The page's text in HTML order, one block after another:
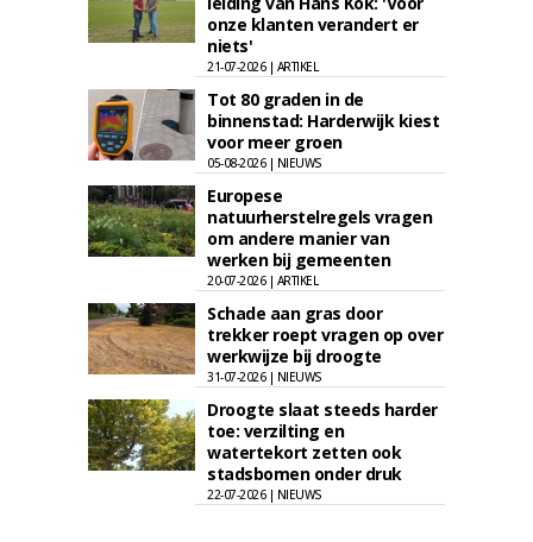
onze klanten verandert er
niets'
21-07-2026 | ARTIKEL
Tot 80 graden in de
binnenstad: Harderwijk kiest
voor meer groen
05-08-2026 | NIEUWS
Europese
natuurherstelregels vragen
om andere manier van
werken bij gemeenten
20-07-2026 | ARTIKEL
Schade aan gras door
trekker roept vragen op over
werkwijze bij droogte
31-07-2026 | NIEUWS
Droogte slaat steeds harder
toe: verzilting en
watertekort zetten ook
stadsbomen onder druk
22-07-2026 | NIEUWS